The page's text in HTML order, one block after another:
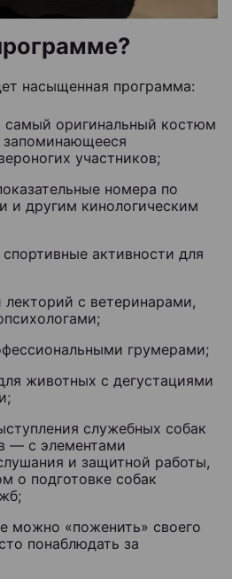
насыщенная программа:
самый оригинальный костюм
участников;
номера по
и другим кинологическим
активности для
лекторий с ветеринарами,
грумерами;
животных с дегустациями
служебных собак
— с элементами
и защитной работы,
о подготовке собак
можно «поженить» своего
понаблюдать за